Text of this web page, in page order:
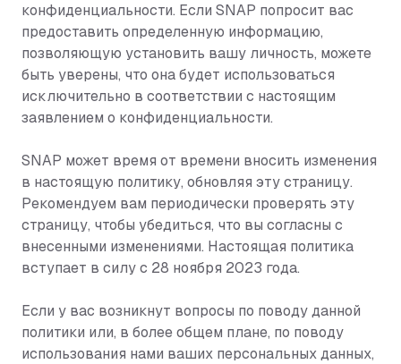
конфиденциальности. Если SNAP попросит вас
предоставить определенную информацию,
позволяющую установить вашу личность, можете
быть уверены, что она будет использоваться
исключительно в соответствии с настоящим
заявлением о конфиденциальности.
SNAP может время от времени вносить изменения
в настоящую политику, обновляя эту страницу.
Рекомендуем вам периодически проверять эту
страницу, чтобы убедиться, что вы согласны с
внесенными изменениями. Настоящая политика
вступает в силу с 28 ноября 2023 года.
Если у вас возникнут вопросы по поводу данной
политики или, в более общем плане, по поводу
использования нами ваших персональных данных,